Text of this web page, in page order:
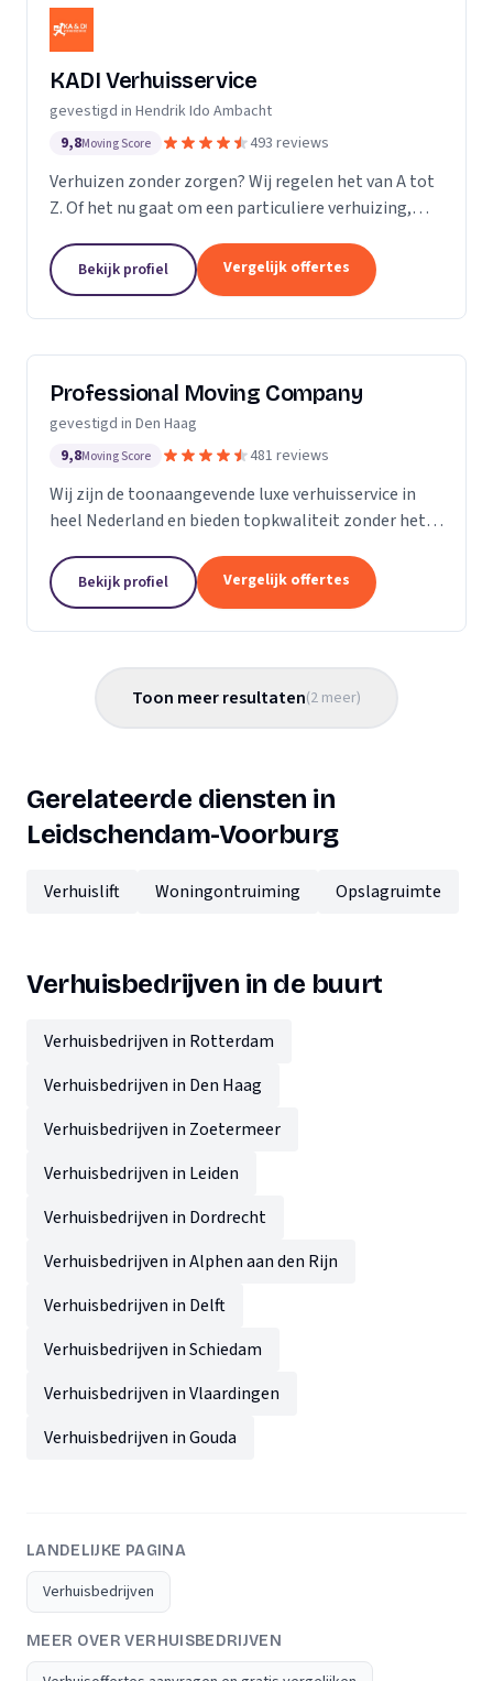
KADI Verhuisservice
gevestigd in Hendrik Ido Ambacht
9,8Moving Score 493 reviews
Verhuizen zonder zorgen? Wij regelen het van A tot
Z. Of het nu gaat om een particuliere verhuizing,
snel, zorgvuldig en betrouwbaar. Van inpakken en
monteren tot transport en tijdelijke opslag — u
kunt op ons rekenen. Met onze professionele
Bekijk profiel Vergelijk offertes
Professional Moving Company
gevestigd in Den Haag
9,8Moving Score 481 reviews
Wij zijn de toonaangevende luxe verhuisservice in
heel Nederland en bieden topkwaliteit zonder het
verhuisproces te transformeren in een naadloze en...
Bekijk profiel Vergelijk offertes
Toon meer resultaten(2 meer)
Gerelateerde diensten in
Leidschendam-Voorburg
Verhuislift Woningontruiming Opslagruimte
Verhuisbedrijven in de buurt
Verhuisbedrijven in Rotterdam
Verhuisbedrijven in Den Haag
Verhuisbedrijven in Zoetermeer
Verhuisbedrijven in Leiden
Verhuisbedrijven in Dordrecht
Verhuisbedrijven in Alphen aan den Rijn
Verhuisbedrijven in Delft
Verhuisbedrijven in Schiedam
Verhuisbedrijven in Vlaardingen
Verhuisbedrijven in Gouda
LANDELIJKE PAGINA
Verhuisbedrijven
MEER OVER VERHUISBEDRIJVEN